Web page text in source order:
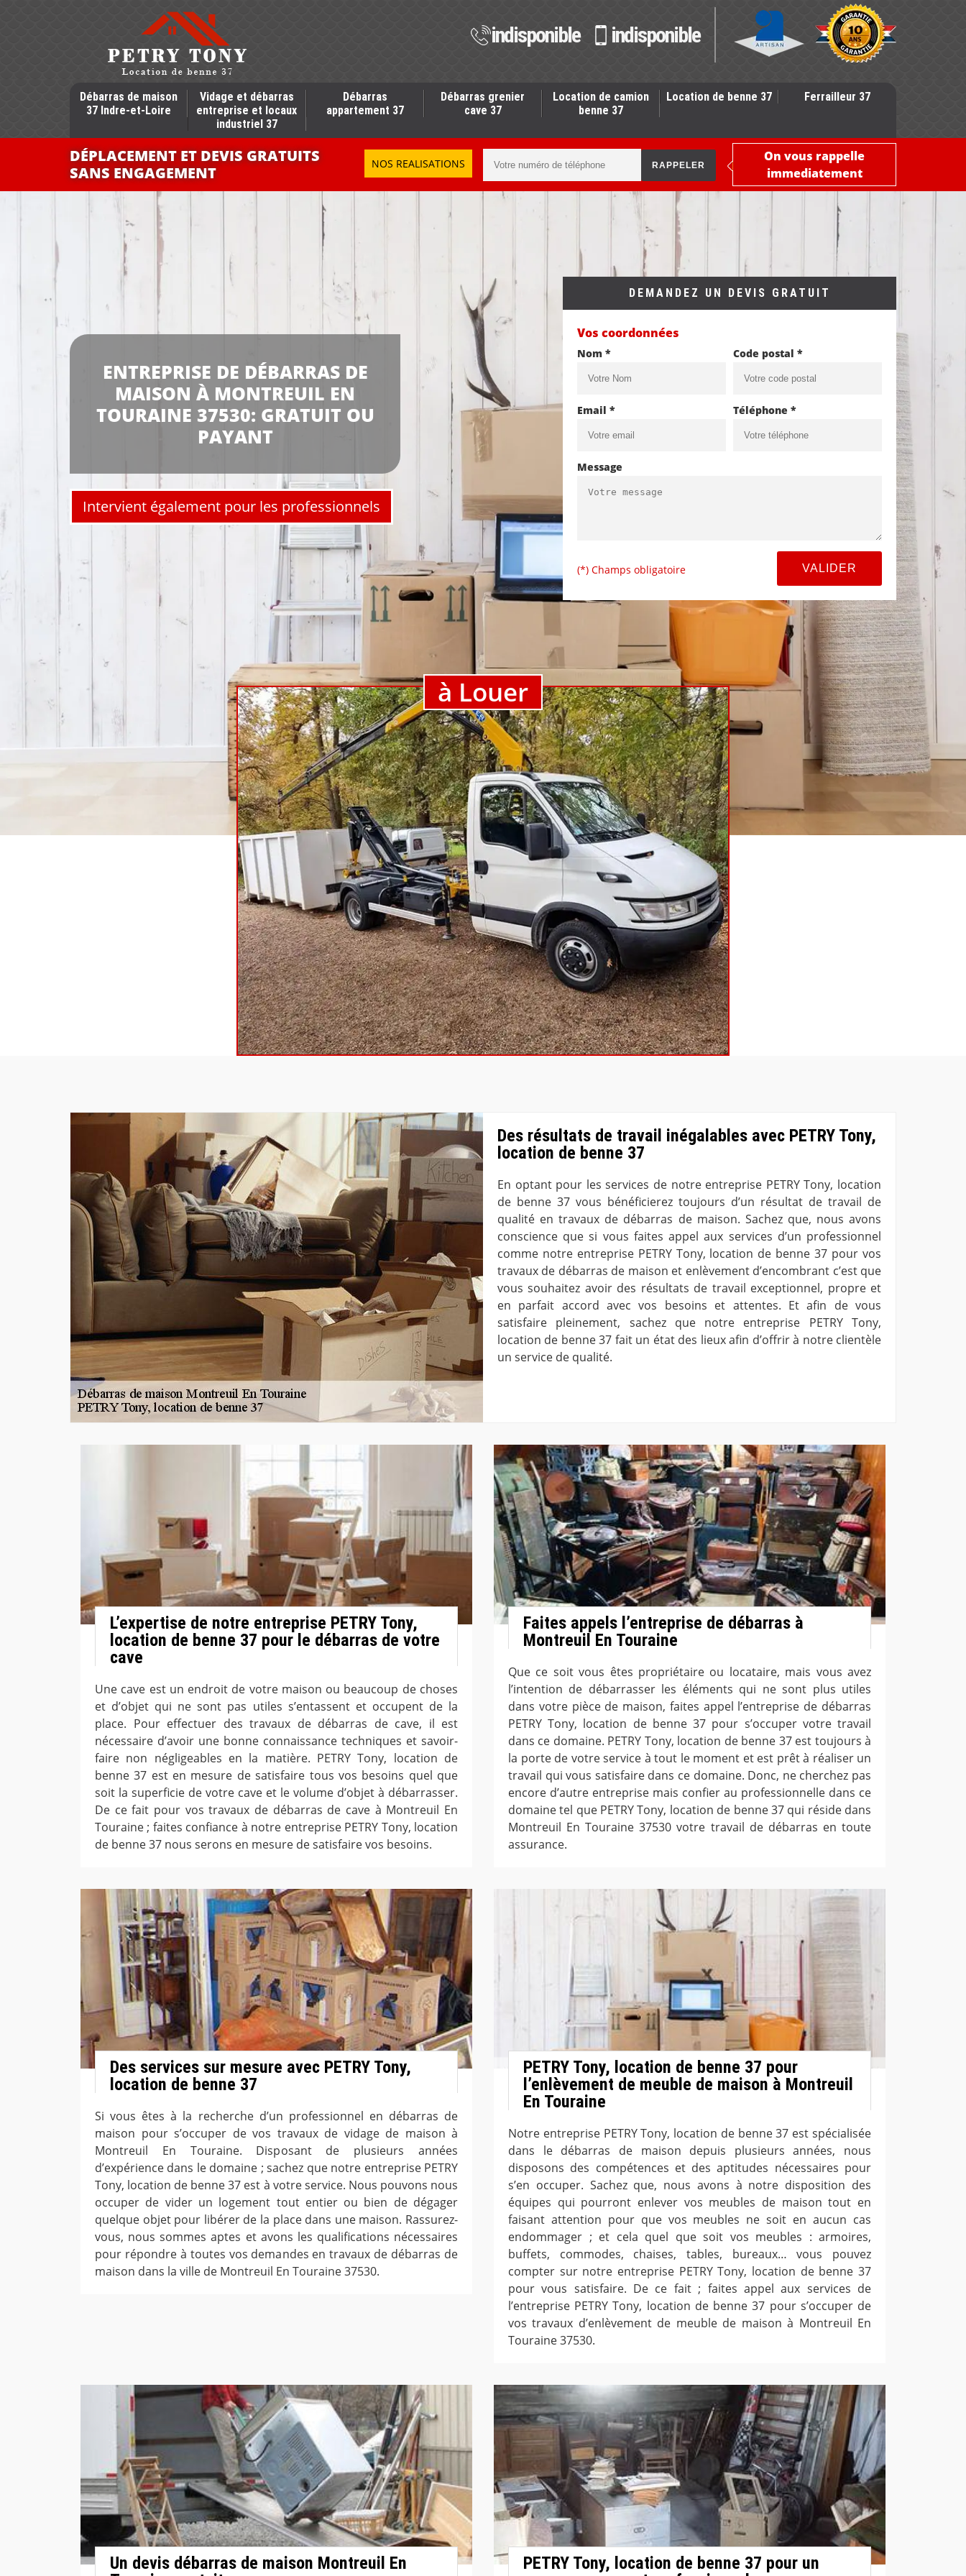
indisponible indisponible
Débarras de maison
37 Indre-et-Loire
Vidage et débarras
entreprise et locaux
industriel 37
Débarras
appartement 37
Débarras grenier
cave 37
Location de camion
benne 37
Location de benne 37 Ferrailleur 37
DÉPLACEMENT ET DEVIS GRATUITS
SANS ENGAGEMENT
NOS REALISATIONS
On vous rappelle
immediatement
ENTREPRISE DE DÉBARRAS DE
MAISON À MONTREUIL EN
TOURAINE 37530: GRATUIT OU
PAYANT
Intervient également pour les professionnels
DEMANDEZ UN DEVIS GRATUIT
Vos coordonnées
Nom * Code postal *
Email * Téléphone *
Message
(*) Champs obligatoire
à Louer
Des résultats de travail inégalables avec PETRY Tony,
location de benne 37
En optant pour les services de notre entreprise PETRY Tony, location
de benne 37 vous bénéficierez toujours d’un résultat de travail de
qualité en travaux de débarras de maison. Sachez que, nous avons
conscience que si vous faites appel aux services d’un professionnel
comme notre entreprise PETRY Tony, location de benne 37 pour vos
travaux de débarras de maison et enlèvement d’encombrant c’est que
vous souhaitez avoir des résultats de travail exceptionnel, propre et
en parfait accord avec vos besoins et attentes. Et afin de vous
satisfaire pleinement, sachez que notre entreprise PETRY Tony,
location de benne 37 fait un état des lieux afin d’offrir à notre clientèle
un service de qualité.
L’expertise de notre entreprise PETRY Tony,
location de benne 37 pour le débarras de votre
cave
Une cave est un endroit de votre maison ou beaucoup de choses
et d’objet qui ne sont pas utiles s’entassent et occupent de la
place. Pour effectuer des travaux de débarras de cave, il est
nécessaire d’avoir une bonne connaissance techniques et savoir-
faire non négligeables en la matière. PETRY Tony, location de
benne 37 est en mesure de satisfaire tous vos besoins quel que
soit la superficie de votre cave et le volume d’objet à débarrasser.
De ce fait pour vos travaux de débarras de cave à Montreuil En
Touraine ; faites confiance à notre entreprise PETRY Tony, location
de benne 37 nous serons en mesure de satisfaire vos besoins.
Faites appels l’entreprise de débarras à
Montreuil En Touraine
Que ce soit vous êtes propriétaire ou locataire, mais vous avez
l’intention de débarrasser les éléments qui ne sont plus utiles
dans votre pièce de maison, faites appel l’entreprise de débarras
PETRY Tony, location de benne 37 pour s’occuper votre travail
dans ce domaine. PETRY Tony, location de benne 37 est toujours à
la porte de votre service à tout le moment et est prêt à réaliser un
travail qui vous satisfaire dans ce domaine. Donc, ne cherchez pas
encore d’autre entreprise mais confier au professionnelle dans ce
domaine tel que PETRY Tony, location de benne 37 qui réside dans
Montreuil En Touraine 37530 votre travail de débarras en toute
assurance.
Des services sur mesure avec PETRY Tony,
location de benne 37
Si vous êtes à la recherche d’un professionnel en débarras de
maison pour s’occuper de vos travaux de vidage de maison à
Montreuil En Touraine. Disposant de plusieurs années
d’expérience dans le domaine ; sachez que notre entreprise PETRY
Tony, location de benne 37 est à votre service. Nous pouvons nous
occuper de vider un logement tout entier ou bien de dégager
quelque objet pour libérer de la place dans une maison. Rassurez-
vous, nous sommes aptes et avons les qualifications nécessaires
pour répondre à toutes vos demandes en travaux de débarras de
maison dans la ville de Montreuil En Touraine 37530.
PETRY Tony, location de benne 37 pour
l’enlèvement de meuble de maison à Montreuil
En Touraine
Notre entreprise PETRY Tony, location de benne 37 est spécialisée
dans le débarras de maison depuis plusieurs années, nous
disposons des compétences et des aptitudes nécessaires pour
s’en occuper. Sachez que, nous avons à notre disposition des
équipes qui pourront enlever vos meubles de maison tout en
faisant attention pour que vos meubles ne soit en aucun cas
endommager ; et cela quel que soit vos meubles : armoires,
buffets, commodes, chaises, tables, bureaux… vous pouvez
compter sur notre entreprise PETRY Tony, location de benne 37
pour vous satisfaire. De ce fait ; faites appel aux services de
l’entreprise PETRY Tony, location de benne 37 pour s’occuper de
vos travaux d’enlèvement de meuble de maison à Montreuil En
Touraine 37530.
Un devis débarras de maison Montreuil En
PETRY Tony, location de benne 37 pour un